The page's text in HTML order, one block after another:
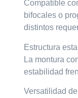
Compatible
bifocales o
distintos
Estructura
La montura
estabilidad
Versatilidad